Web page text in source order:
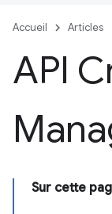
Accueil Articles
API
Sur cette